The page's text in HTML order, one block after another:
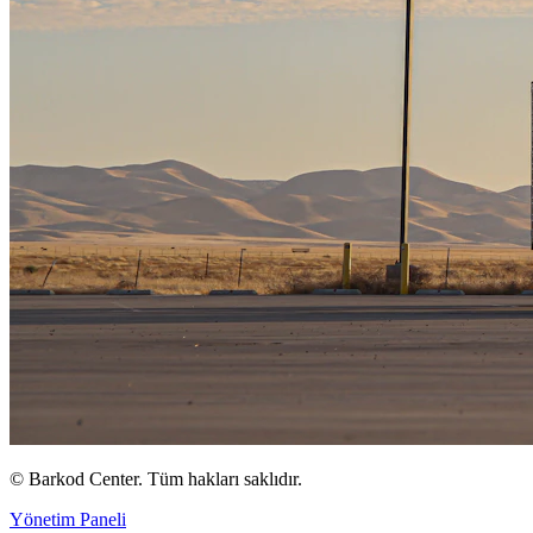
© Barkod Center. Tüm hakları saklıdır.
Yönetim Paneli